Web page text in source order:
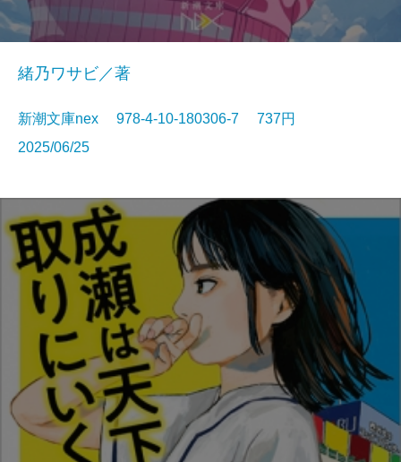
緒乃ワサビ／著
新潮文庫nex 978-4-10-180306-7 737円
2025/06/25